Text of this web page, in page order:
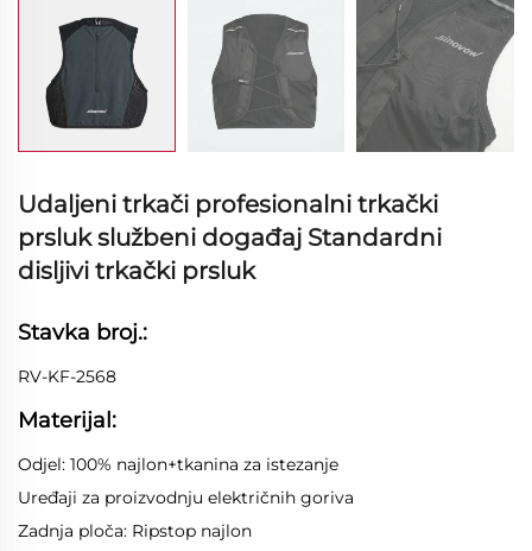
Udaljeni trkači profesionalni trkački
prsluk službeni događaj Standardni
disljivi trkački prsluk
Stavka broj.:
RV-KF-2568
Materijal:
Odjel: 100% najlon+tkanina za istezanje
Uređaji za proizvodnju električnih goriva
Zadnja ploča: Ripstop najlon